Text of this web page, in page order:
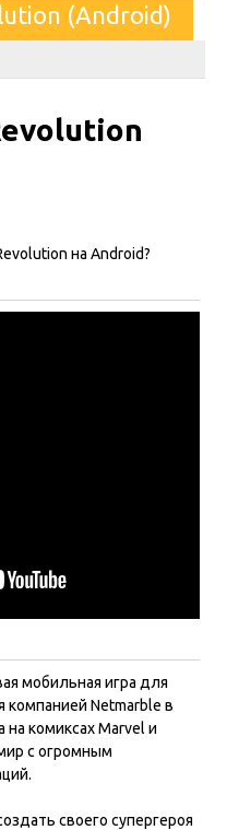
(Android)
на Android?
мобильная игра для
Netmarble в
на комиксах Marvel и
с огромным
своего супергероя